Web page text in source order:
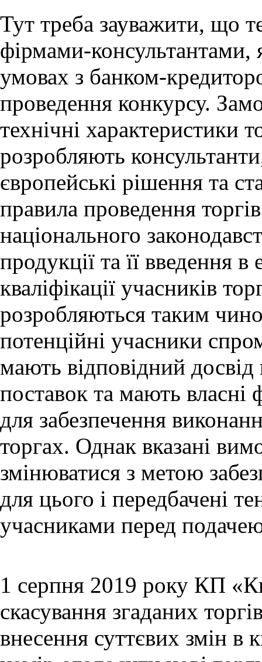
Тут треба зауважити, що
фірмами-консультантами,
умовах з банком-
проведення конкурсу.
технічні характеристики
розробляють
європейські рішення та
правила проведення
національного
продукції та її введення
кваліфікації учасників
розробляються таким
потенційні учасники
мають відповідний
поставок та мають власні
для забезпечення
торгах. Однак вказані
змінюватися з метою
для цього і передбачені
учасниками перед
1 серпня 2019 року КП
скасування згаданих
внесення суттєвих змін в